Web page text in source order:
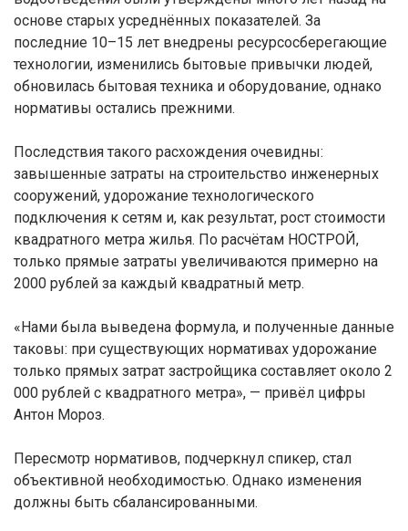
основе старых усреднённых показателей. За
последние 10–15 лет внедрены ресурсосберегающие
технологии, изменились бытовые привычки людей,
обновилась бытовая техника и оборудование, однако
нормативы остались прежними.
Последствия такого расхождения очевидны:
завышенные затраты на строительство инженерных
сооружений, удорожание технологического
подключения к сетям и, как результат, рост стоимости
квадратного метра жилья. По расчётам НОСТРОЙ,
только прямые затраты увеличиваются примерно на
2000 рублей за каждый квадратный метр.
«Нами была выведена формула, и полученные данные
таковы: при существующих нормативах удорожание
только прямых затрат застройщика составляет около 2
000 рублей с квадратного метра», — привёл цифры
Антон Мороз.
Пересмотр нормативов, подчеркнул спикер, стал
объективной необходимостью. Однако изменения
должны быть сбалансированными.